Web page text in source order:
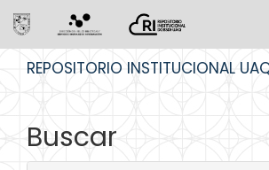
REPOSITORIO INSTITUCIONAL
Buscar